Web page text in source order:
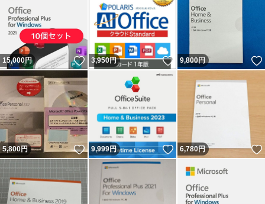
15,000円 いいね！
3,950円 いいね！
9,800円
5,800円 いいね！
9,999円 いいね！
6,780円